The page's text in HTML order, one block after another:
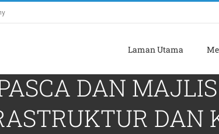
Laman Utama
DAN
DAN